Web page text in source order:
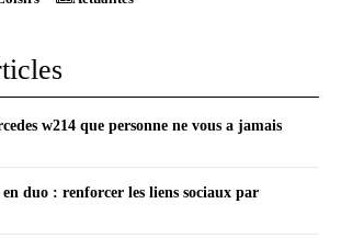
w214 que personne ne vous a jamais
duo : renforcer les liens sociaux par